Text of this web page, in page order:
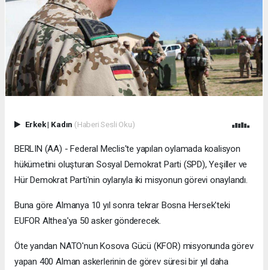
Erkek| Kadın (Haberi Sesli Oku)
BERLIN (AA) - Federal Meclis'te yapılan oylamada koalisyon
hükümetini oluşturan Sosyal Demokrat Parti (SPD), Yeşiller ve
Hür Demokrat Parti'nin oylarıyla iki misyonun görevi onaylandı.
Buna göre Almanya 10 yıl sonra tekrar Bosna Hersek'teki
EUFOR Althea'ya 50 asker gönderecek.
Öte yandan NATO'nun Kosova Gücü (KFOR) misyonunda görev
yapan 400 Alman askerlerinin de görev süresi bir yıl daha